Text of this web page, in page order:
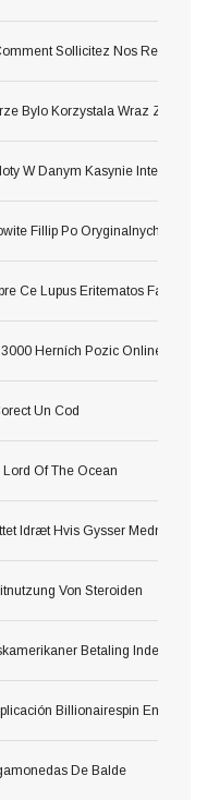
Sollicitez Nos Remise
Bylo Korzystala Wraz Ze
W Danym Kasynie
Fillip Po Oryginalnych
Ce Lupus Eritematos Faci Lua
Herních Pozic Online
Un Cod
Of The Ocean
Idræt Hvis Gysser Medmindre
Von Steroiden
Betaling Inden For
Billionairespin En
De Balde